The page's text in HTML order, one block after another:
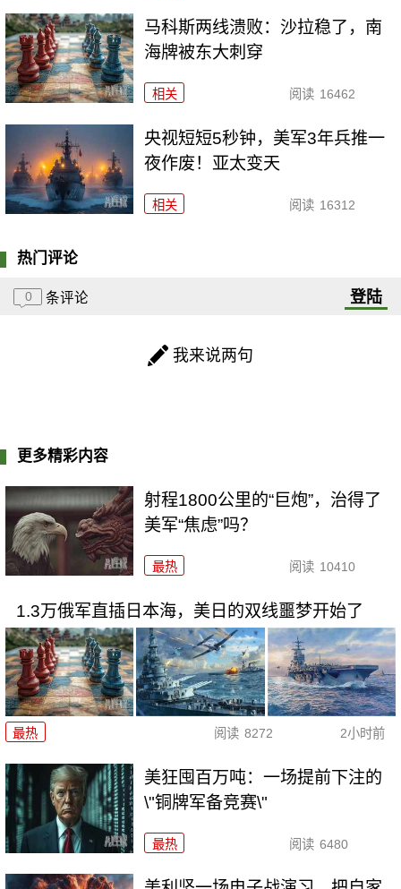
马科斯两线溃败：沙拉稳了，南
海牌被东大刺穿
相关 阅读 16462
央视短短5秒钟，美军3年兵推一
夜作废！亚太变天
相关 阅读 16312
热门评论
0 条评论 登陆
我来说两句
更多精彩内容
射程1800公里的“巨炮”，治得了
美军“焦虑”吗？
最热 阅读 10410
1.3万俄军直插日本海，美日的双线噩梦开始了
最热 阅读 8272 2小时前
美狂囤百万吨：一场提前下注的
\"铜牌军备竞赛\"
最热 阅读 6480